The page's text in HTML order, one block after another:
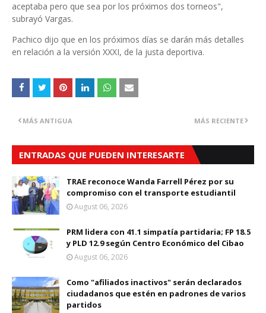
aceptaba pero que sea por los próximos dos torneos",
subrayó Vargas.
Pachico dijo que en los próximos días se darán más detalles
en relación a la versión XXXI, de la justa deportiva.
MÁS RECIENTE
MÁS ANTIGUA
ENTRADAS QUE PUEDEN INTERESARTE
TRAE reconoce Wanda Farrell Pérez por su
compromiso con el transporte estudiantil
August 06, 2026
PRM lidera con 41.1 simpatía partidaria; FP 18.5
y PLD 12.9 según Centro Económico del Cibao
August 06, 2026
Como "afiliados inactivos" serán declarados
ciudadanos que estén en padrones de varios
partidos